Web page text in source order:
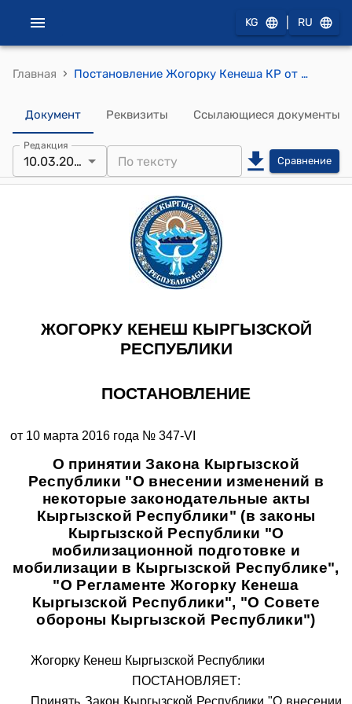
KG RU
Главная › Постановление Жогорку Кенеша КР от 10 марта 2016 года № 347-VI "О принятии Закона Кыргызской Республики "О внесении изменений в некоторые законодательные акты Кыргызской Республики" (в законы Кыргызской Республики "О мобилизационной подготовке и мобилизации в Кыргызской Республике", "О Регламенте Жогорку Кенеша Кыргызской Республики", "О Совете обороны Кыргызской Республики")
Документ Реквизиты Ссылающиеся документы
Редакция
10.03.2016 Сравнение